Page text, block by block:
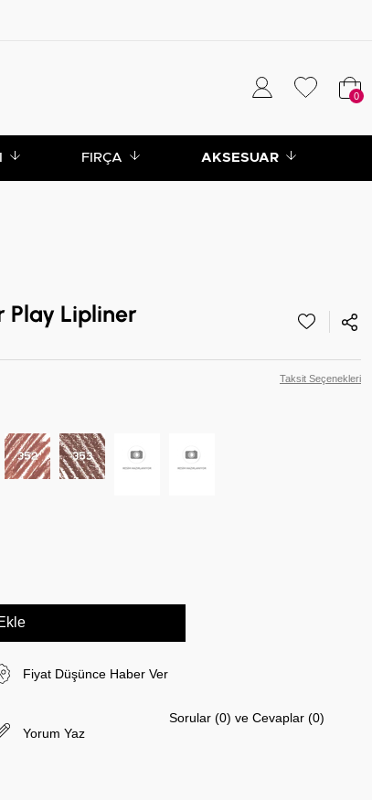
0
FIRÇA AKSESUAR
Play Lipliner
Taksit Seçenekleri
Fiyat Düşünce Haber Ver
Yorum Yaz
Sorular (0) ve Cevaplar (0)